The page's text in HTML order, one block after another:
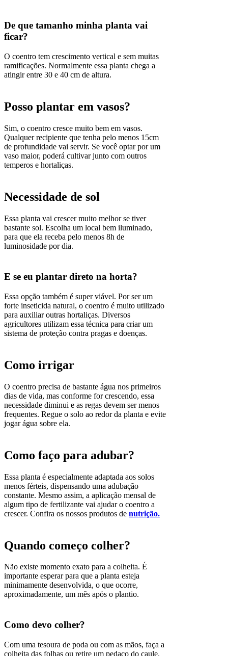
De que tamanho minha planta vai
ficar?
O coentro tem crescimento vertical e sem muitas
ramificações. Normalmente essa planta chega a
atingir entre 30 e 40 cm de altura.
Posso plantar em vasos?
Sim, o coentro cresce muito bem em vasos.
Qualquer recipiente que tenha pelo menos 15cm
de profundidade vai servir. Se você optar por um
vaso maior, poderá cultivar junto com outros
temperos e hortaliças.
Necessidade de sol
Essa planta vai crescer muito melhor se tiver
bastante sol. Escolha um local bem iluminado,
para que ela receba pelo menos 8h de
luminosidade por dia.
E se eu plantar direto na horta?
Essa opção também é super viável. Por ser um
forte inseticida natural, o coentro é muito utilizado
para auxiliar outras hortaliças. Diversos
agricultores utilizam essa técnica para criar um
sistema de proteção contra pragas e doenças.
Como irrigar
O coentro precisa de bastante água nos primeiros
dias de vida, mas conforme for crescendo, essa
necessidade diminui e as regas devem ser menos
frequentes. Regue o solo ao redor da planta e evite
jogar água sobre ela.
Como faço para adubar?
Essa planta é especialmente adaptada aos solos
menos férteis, dispensando uma adubação
constante. Mesmo assim, a aplicação mensal de
algum tipo de fertilizante vai ajudar o coentro a
crescer. Confira os nossos produtos de nutrição.
Quando começo colher?
Não existe momento exato para a colheita. É
importante esperar para que a planta esteja
minimamente desenvolvida, o que ocorre,
aproximadamente, um mês após o plantio.
Como devo colher?
Com uma tesoura de poda ou com as mãos, faça a
colheita das folhas ou retire um pedaço do caule.